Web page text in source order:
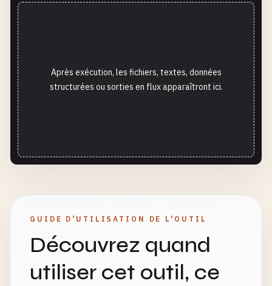
Après exécution, les fichiers, textes, données
structurées ou sorties en flux apparaîtront ici.
GUIDE D'UTILISATION DE L'OUTIL
Découvrez quand
utiliser cet outil, ce